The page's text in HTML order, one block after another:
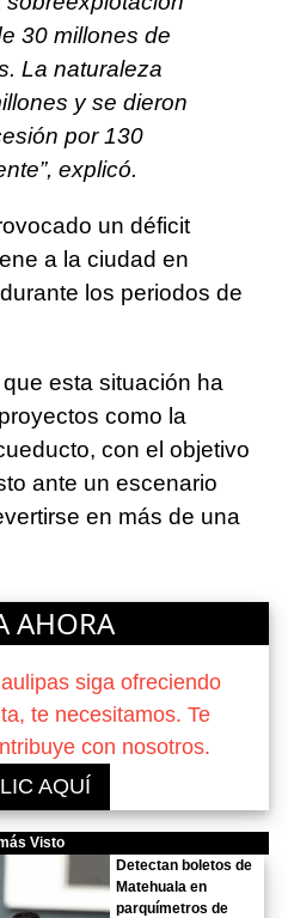
30 millones de
La naturaleza
y se dieron
por 130
explicó.
un déficit
a la ciudad en
los periodos de
esta situación ha
como la
con el objetivo
ante un escenario
en más de una
AHORA
siga ofreciendo
te necesitamos. Te
con nosotros.
AQUÍ
Visto
Detectan boletos de
Matehuala en
parquímetros de